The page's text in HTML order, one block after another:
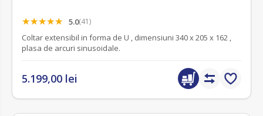
5.0(41)
Coltar extensibil in forma de U , dimensiuni 340 x 205 x 162 ,
plasa de arcuri sinusoidale.
5.199,00 lei